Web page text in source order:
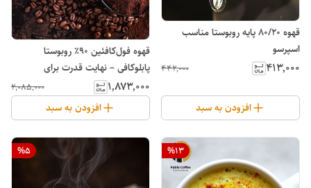
قهوه 80/20 پایه روبوستا مناسب
اسپرسو
۴۱۳٬۰۰۰ ۴۴۲٬۰۰۰
افزودن به سبد
قهوه فول‌کافئین ۹۰٪ روبوستا
پابلوکافی – نهایت قدرت برای
صبح‌های سنگین
۱٬۸۷۳٬۰۰۰ ۲٬۰۸۵٬۰۰۰
افزودن به سبد
%13
%5